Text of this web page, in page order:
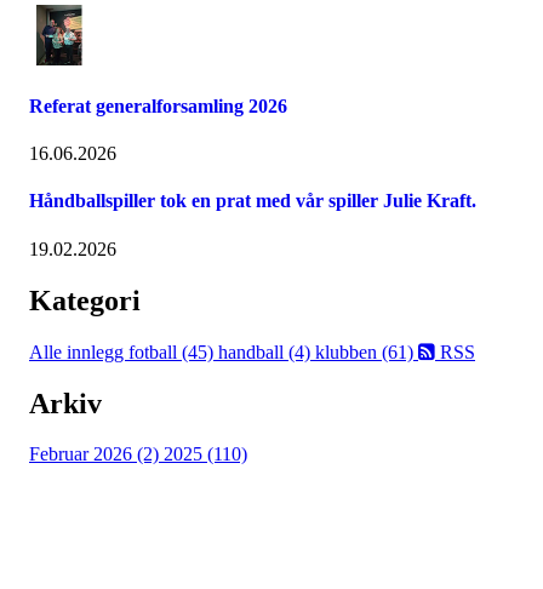
Referat generalforsamling 2026
16.06.2026
Håndballspiller tok en prat med vår spiller Julie Kraft.
19.02.2026
Kategori
Alle innlegg fotball (45) handball (4) klubben (61) RSS
Arkiv
Februar 2026 (2) 2025 (110)